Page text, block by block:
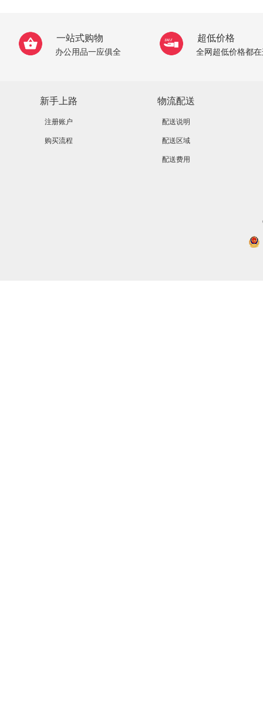
一站式购物
办公用品一应俱全
超低价格
全网超低价格都
新手上路
注册账户
购买流程
物流配送
配送说明
配送区域
配送费用